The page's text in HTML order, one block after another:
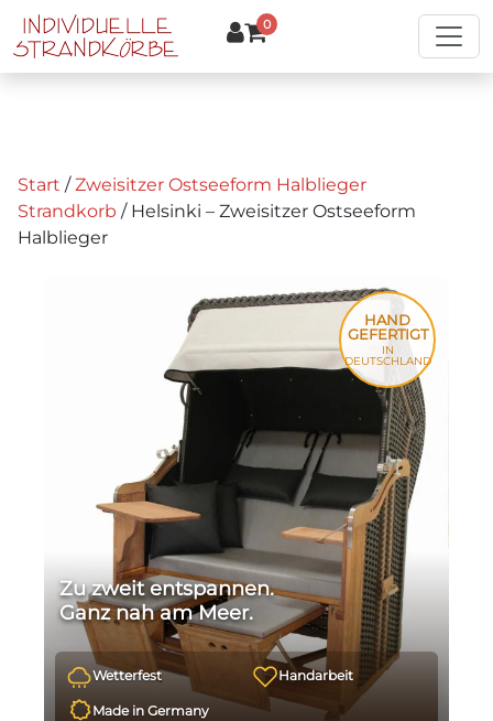
Zum Hauptinhalt springen
0
Start /Zweisitzer Ostseeform Halblieger
Strandkorb / Helsinki – Zweisitzer Ostseeform
Halblieger
HAND
GEFERTIGT
IN
DEUTSCHLAND
Zu zweit entspannen.
Ganz nah am Meer.
Wetterfest Handarbeit
Made in Germany